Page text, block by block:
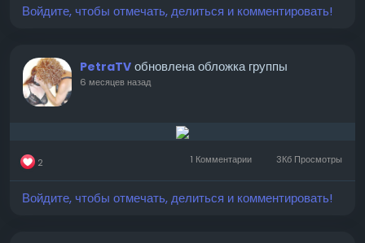
Войдите, чтобы отмечать, делиться и комментировать!
PetraTV обновлена ​​обложка группы
6 месяцев назад
2 1 Комментарии 3Кб Просмотры
Войдите, чтобы отмечать, делиться и комментировать!